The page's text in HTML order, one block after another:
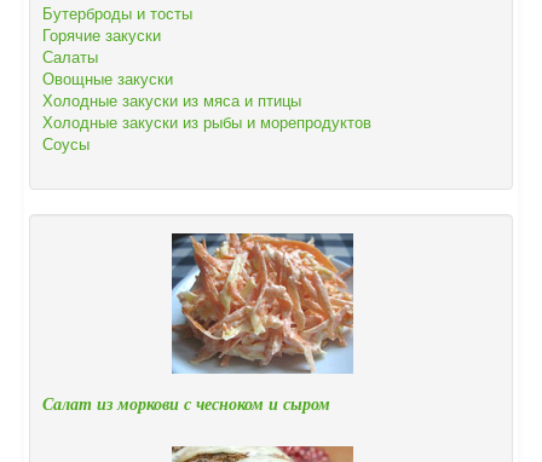
Бутерброды и тосты
Горячие закуски
Салаты
Овощные закуски
Холодные закуски из мяса и птицы
Холодные закуски из рыбы и морепродуктов
Соусы
Салат из моркови с чесноком и сыром